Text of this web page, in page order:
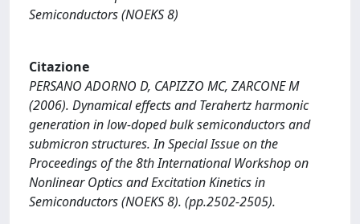
Semiconductors (NOEKS 8)
Citazione
PERSANO ADORNO D, CAPIZZO MC, ZARCONE M
(2006). Dynamical effects and Terahertz harmonic
generation in low-doped bulk semiconductors and
submicron structures. In Special Issue on the
Proceedings of the 8th International Workshop on
Nonlinear Optics and Excitation Kinetics in
Semiconductors (NOEKS 8). (pp.2502-2505).